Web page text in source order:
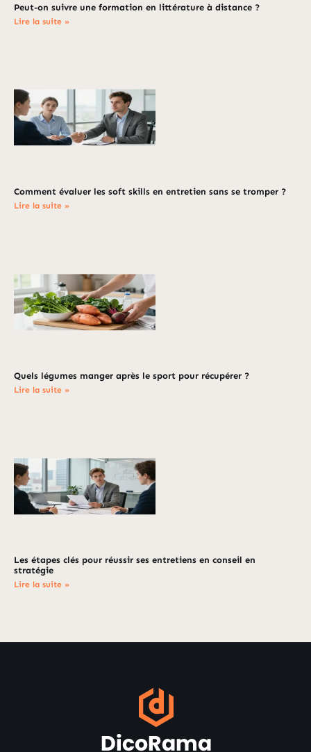
Peut-on suivre une formation en littérature à distance ?
Lire la suite »
Comment évaluer les soft skills en entretien sans se tromper ?
Lire la suite »
Quels légumes manger après le sport pour récupérer ?
Lire la suite »
Les étapes clés pour réussir ses entretiens en conseil en
stratégie
Lire la suite »